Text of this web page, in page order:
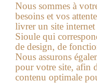
Nous sommes à
besoins et vos
livrer un site internet
Sioule qui
de design, de
Nous assurons
pour votre site, afin
contenu optimale